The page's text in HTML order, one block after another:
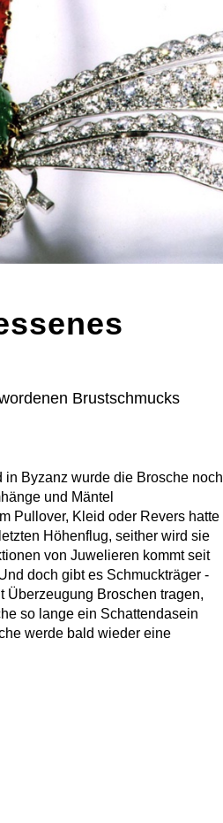
Brustschmucks
Byzanz wurde die Brosche noch
und Mäntel
Pullover, Kleid oder Revers hatte
Höhenflug, seither wird sie
von Juwelieren kommt seit
doch gibt es Schmuckträger -
Überzeugung Broschen tragen,
so lange ein Schattendasein
werde bald wieder eine